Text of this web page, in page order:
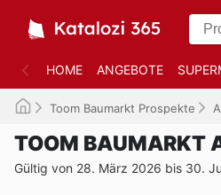
HOME ANGEBOTE
Toom Baumarkt Prospekte
TOOM BAUMARKT
Gültig von 28. März 2026 bis 30.